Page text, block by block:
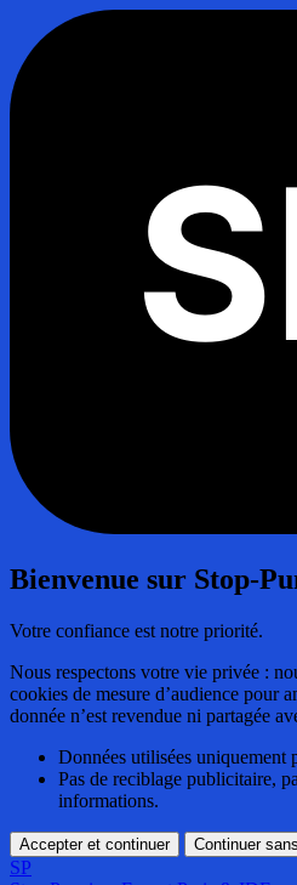
Bienvenue sur Stop-
Votre confiance est notre priorité.
Nous respectons votre vie privée :
cookies de mesure d’audience pour
donnée n’est revendue ni partagée
Données utilisées uniquement
Pas de reciblage publicitaire,
informations.
Accepter et continuer Continuer
SP